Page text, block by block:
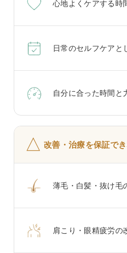
心地よくケアする時
日常のセルフケアと
自分に合った時間と
△ 改善・治療を保証で
薄毛・白髪・抜け毛
肩こり・眼精疲労の